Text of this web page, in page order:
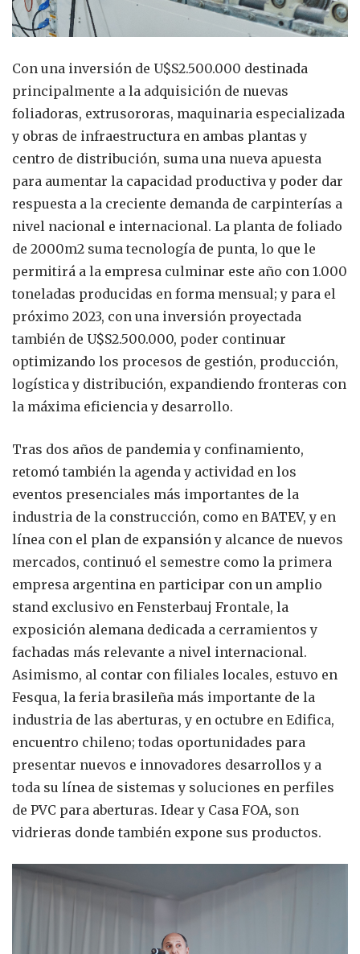
Con una inversión de U$S2.500.000 destinada
principalmente a la adquisición de nuevas
foliadoras, extrusororas, maquinaria especializada
y obras de infraestructura en ambas plantas y
centro de distribución, suma una nueva apuesta
para aumentar la capacidad productiva y poder dar
respuesta a la creciente demanda de carpinterías a
nivel nacional e internacional. La planta de foliado
de 2000m2 suma tecnología de punta, lo que le
permitirá a la empresa culminar este año con 1.000
toneladas producidas en forma mensual; y para el
próximo 2023, con una inversión proyectada
también de U$S2.500.000, poder continuar
optimizando los procesos de gestión, producción,
logística y distribución, expandiendo fronteras con
la máxima eficiencia y desarrollo.
Tras dos años de pandemia y confinamiento,
retomó también la agenda y actividad en los
eventos presenciales más importantes de la
industria de la construcción, como en BATEV, y en
línea con el plan de expansión y alcance de nuevos
mercados, continuó el semestre como la primera
empresa argentina en participar con un amplio
stand exclusivo en Fensterbauj Frontale, la
exposición alemana dedicada a cerramientos y
fachadas más relevante a nivel internacional.
Asimismo, al contar con filiales locales, estuvo en
Fesqua, la feria brasileña más importante de la
industria de las aberturas, y en octubre en Edifica,
encuentro chileno; todas oportunidades para
presentar nuevos e innovadores desarrollos y a
toda su línea de sistemas y soluciones en perfiles
de PVC para aberturas. Idear y Casa FOA, son
vidrieras donde también expone sus productos.